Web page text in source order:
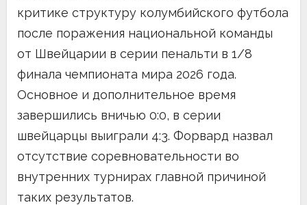
критике структуру колумбийского футбола
после поражения национальной команды
от Швейцарии в серии пенальти в 1/8
финала чемпионата мира 2026 года.
Основное и дополнительное время
завершились вничью 0:0, в серии
швейцарцы выиграли 4:3. Форвард назвал
отсутствие соревновательности во
внутренних турнирах главной причиной
таких результатов.